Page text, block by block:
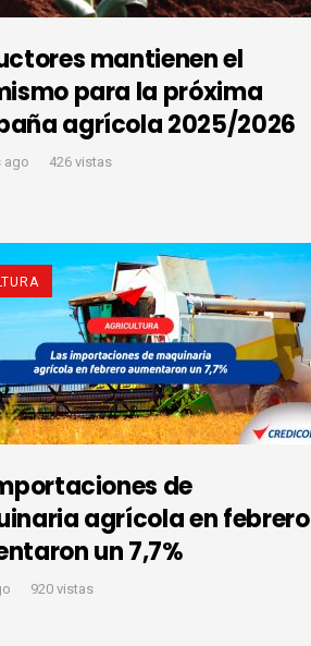
mantienen el
para la próxima
agrícola 2025/2026
ago 426 vistas
de
agrícola en febrero
un 7,7%
920 vistas